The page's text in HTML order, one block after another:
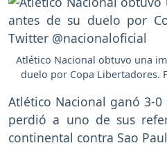
Atlético Nacional obtuvo una
duelo por Copa Libertadores.
Atlético Nacional ganó 3-0
perdió a uno de sus
continental contra Sao